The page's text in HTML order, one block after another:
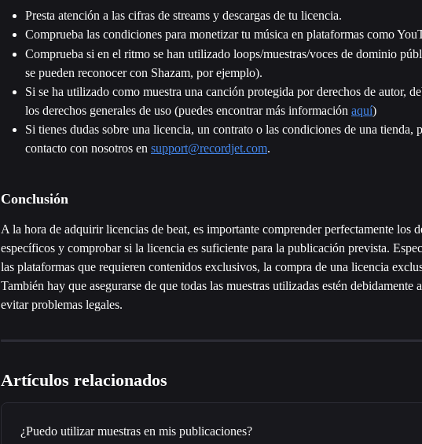
Presta atención a las cifras de streams y descargas de tu licencia.
Comprueba las condiciones para monetizar tu música en plataformas como
Comprueba si en el ritmo se han utilizado loops/muestras/voces de dominio
se pueden reconocer con Shazam, por ejemplo).
Si se ha utilizado como muestra una canción protegida por derechos de autor,
los derechos generales de uso (puedes encontrar más información aquí)
Si tienes dudas sobre una licencia, un contrato o las condiciones de una tienda,
contacto con nosotros en support@recordjet.com.
Conclusión
A la hora de adquirir licencias de beat, es importante comprender perfectamente los
específicos y comprobar si la licencia es suficiente para la publicación prevista.
las plataformas que requieren contenidos exclusivos, la compra de una licencia
También hay que asegurarse de que todas las muestras utilizadas estén debidamente
evitar problemas legales.
Artículos relacionados
¿Puedo utilizar muestras en mis publicaciones?